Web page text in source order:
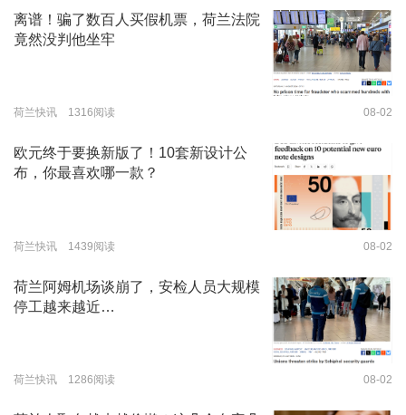
离谱！骗了数百人买假机票，荷兰法院
竟然没判他坐牢
荷兰快讯 1316阅读 08-02
欧元终于要换新版了！10套新设计公
布，你最喜欢哪一款？
荷兰快讯 1439阅读 08-02
荷兰阿姆机场谈崩了，安检人员大规模
停工越来越近…
荷兰快讯 1286阅读 08-02